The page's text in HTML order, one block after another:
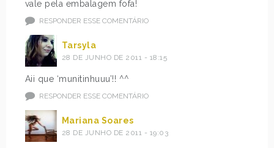
vale pela embalagem fofa!
RESPONDER ESSE COMENTÁRIO
Tarsyla
28 DE JUNHO DE 2011 - 18:15
Aii que ‘munitinhuuu’!! ^^
RESPONDER ESSE COMENTÁRIO
Mariana Soares
28 DE JUNHO DE 2011 - 19:03